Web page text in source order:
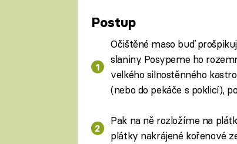
Postup
Očištěné maso buď
slaniny. Posypeme ho
velkého silnostěnného
(nebo do pekáče s poklicí),
Pak na ně rozložíme na
plátky nakrájené kořenové